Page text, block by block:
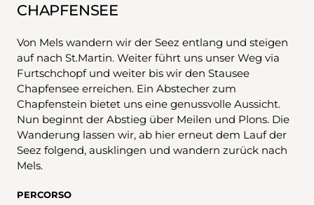
CHAPFENSEE
Von Mels wandern wir der Seez entlang und steigen
auf nach St.Martin. Weiter führt uns unser Weg via
Furtschchopf und weiter bis wir den Stausee
Chapfensee erreichen. Ein Abstecher zum
Chapfenstein bietet uns eine genussvolle Aussicht.
Nun beginnt der Abstieg über Meilen und Plons. Die
Wanderung lassen wir, ab hier erneut dem Lauf der
Seez folgend, ausklingen und wandern zurück nach
Mels.
PERCORSO